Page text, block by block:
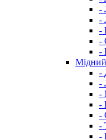
-
-
-
-
-
-
-
-
-
-
-
-